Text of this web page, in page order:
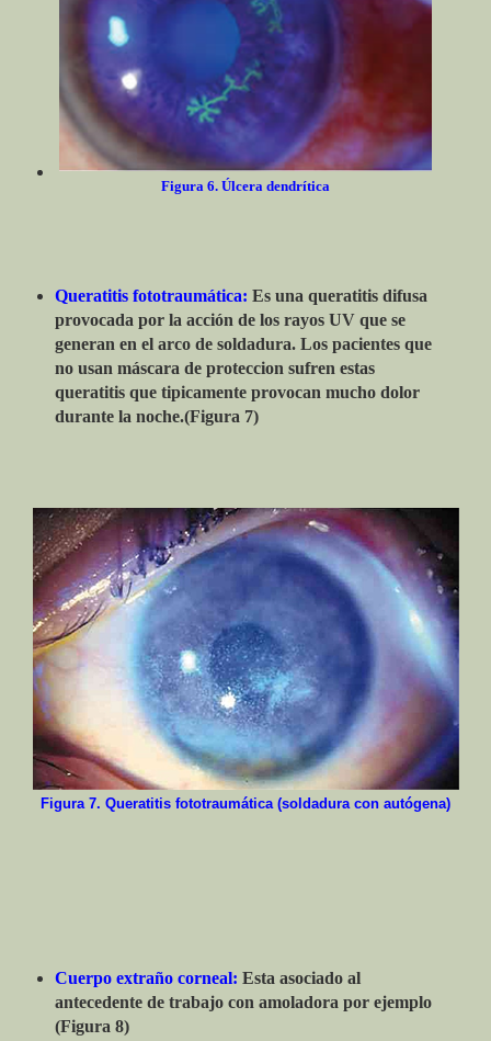
Figura 6. Úlcera dendrítica
Queratitis fototraumática: Es una queratitis difusa
provocada por la acción de los rayos UV que se
generan en el arco de soldadura. Los pacientes que
no usan máscara de proteccion sufren estas
queratitis que tipicamente provocan mucho dolor
durante la noche.(Figura 7)
Figura 7. Queratitis fototraumática (soldadura con autógena)
Cuerpo extraño corneal: Esta asociado al
antecedente de trabajo con amoladora por ejemplo
(Figura 8)